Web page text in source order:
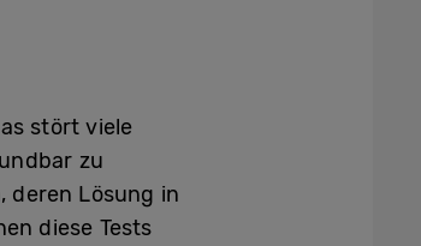
stört viele
zu
deren Lösung in
diese Tests